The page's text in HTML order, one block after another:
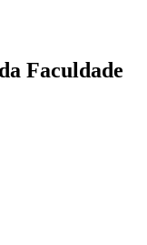
Faculdade